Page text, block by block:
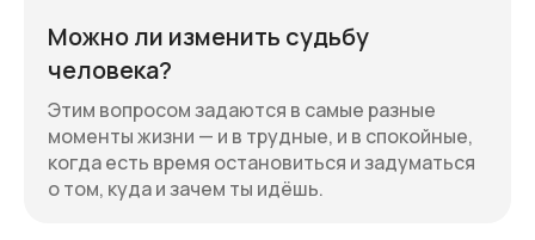
Можно ли изменить судьбу
человека?
Этим вопросом задаются в самые разные
моменты жизни — и в трудные, и в спокойные,
когда есть время остановиться и задуматься
о том, куда и зачем ты идёшь.